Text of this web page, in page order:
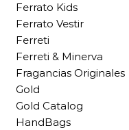
Ferrato Kids
Ferrato Vestir
Ferreti
Ferreti & Minerva
Fragancias Originales
Gold
Gold Catalog
HandBags